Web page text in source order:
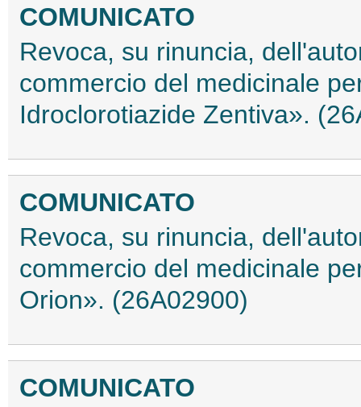
COMUNICATO
Revoca, su rinuncia,
commercio del medicinale
Idroclorotiazide Zentiva».
COMUNICATO
Revoca, su rinuncia,
commercio del medicinale
Orion». (26A02900)
COMUNICATO